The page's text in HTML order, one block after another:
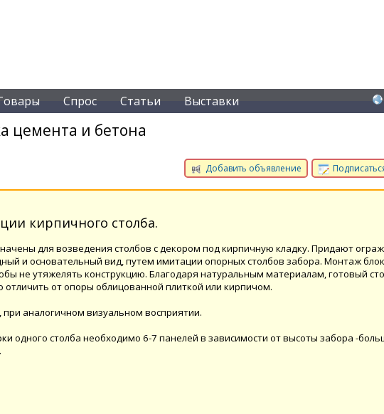
Спрос Статьи Выставки
цемента и бетона
Добавить объявление
кирпичного столба.
для возведения столбов с декором под кирпичную кладку. Придают
и основательный вид, путем имитации опорных столбов забора. Монтаж
не утяжелять конструкцию. Благодаря натуральным материалам, готовый
от опоры облицованной плиткой или кирпичом.
аналогичном визуальном восприятии.
одного столба необходимо 6-7 панелей в зависимости от высоты забора -